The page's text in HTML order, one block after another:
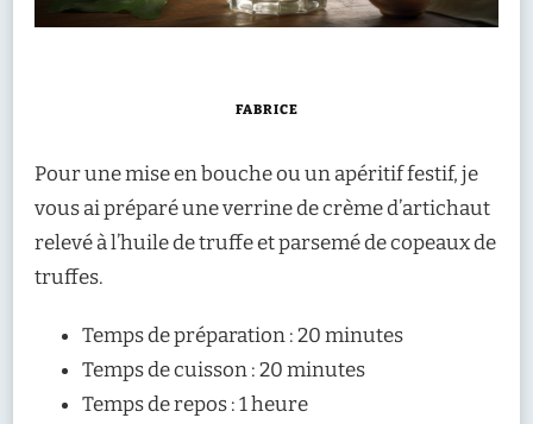
FABRICE
Pour une mise en bouche ou un apéritif festif, je
vous ai préparé une verrine de crème d’artichaut
relevé à l’huile de truffe et parsemé de copeaux de
truffes.
Temps de préparation : 20 minutes
Temps de cuisson : 20 minutes
Temps de repos : 1 heure